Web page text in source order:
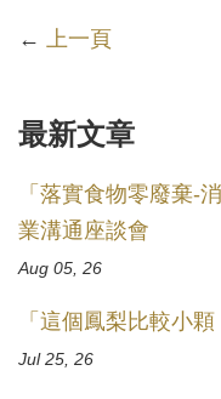
← 上一頁
最新文章
「落實食物零廢棄-
業溝通座談會
Aug 05, 26
「這個鳳梨比較小
Jul 25, 26